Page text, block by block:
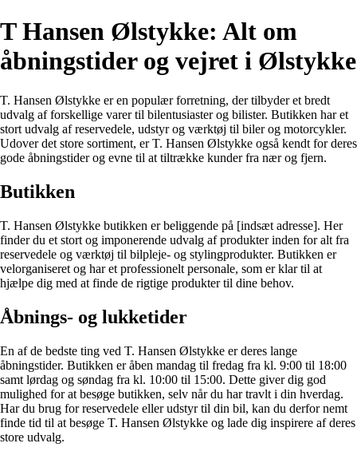
T Hansen Ølstykke: Alt om
åbningstider og vejret i Ølstykke
T. Hansen Ølstykke er en populær forretning, der tilbyder et bredt
udvalg af forskellige varer til bilentusiaster og bilister. Butikken har et
stort udvalg af reservedele, udstyr og værktøj til biler og motorcykler.
Udover det store sortiment, er T. Hansen Ølstykke også kendt for deres
gode åbningstider og evne til at tiltrække kunder fra nær og fjern.
Butikken
T. Hansen Ølstykke butikken er beliggende på [indsæt adresse]. Her
finder du et stort og imponerende udvalg af produkter inden for alt fra
reservedele og værktøj til bilpleje- og stylingprodukter. Butikken er
velorganiseret og har et professionelt personale, som er klar til at
hjælpe dig med at finde de rigtige produkter til dine behov.
Åbnings- og lukketider
En af de bedste ting ved T. Hansen Ølstykke er deres lange
åbningstider. Butikken er åben mandag til fredag fra kl. 9:00 til 18:00
samt lørdag og søndag fra kl. 10:00 til 15:00. Dette giver dig god
mulighed for at besøge butikken, selv når du har travlt i din hverdag.
Har du brug for reservedele eller udstyr til din bil, kan du derfor nemt
finde tid til at besøge T. Hansen Ølstykke og lade dig inspirere af deres
store udvalg.